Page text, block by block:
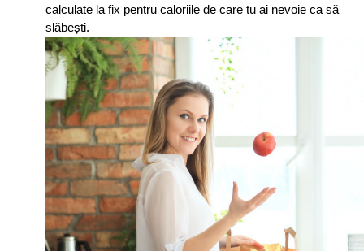
calculate la fix pentru caloriile de care tu ai nevoie ca să
slăbești.